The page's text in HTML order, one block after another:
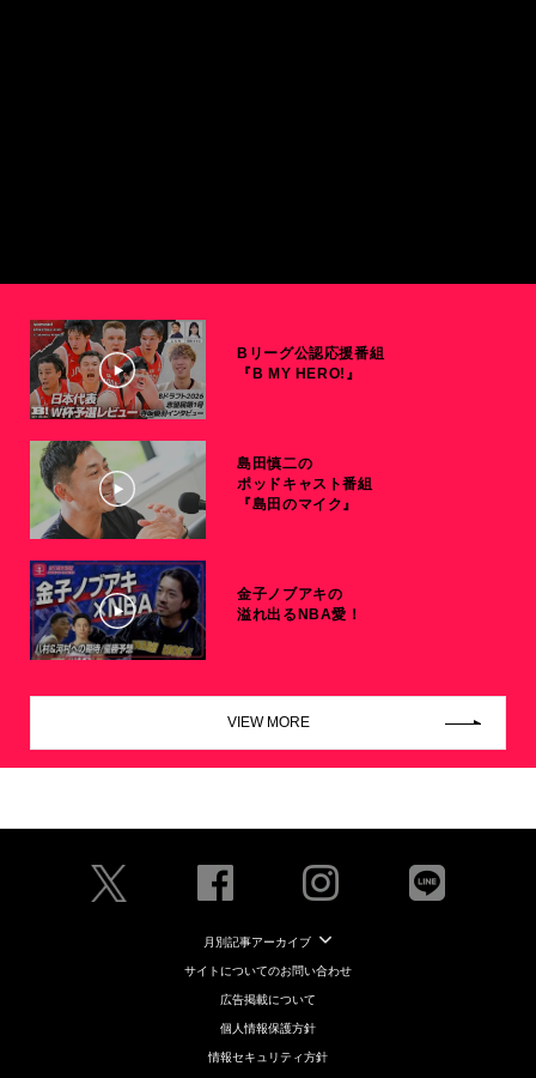
Bリーグ公認応援番組
『B MY HERO!』
島田慎二の
ポッドキャスト番組
『島田のマイク』
金子ノブアキの
溢れ出るNBA愛！
VIEW MORE
月別記事アーカイブ
サイトについてのお問い合わせ
広告掲載について
個人情報保護方針
情報セキュリティ方針